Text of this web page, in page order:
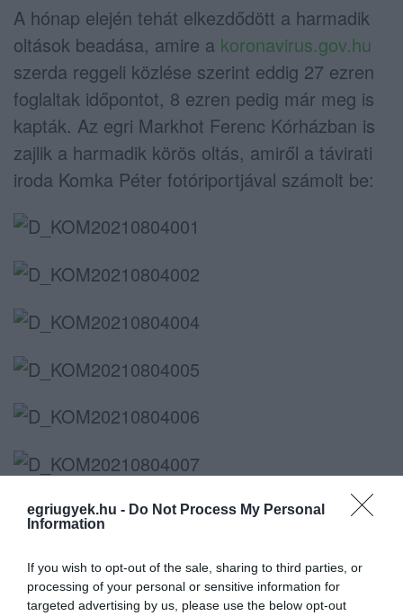
egriugyek.hu - Do Not Process My Personal
Information
If you wish to opt-out of the sale, sharing to third parties, or
processing of your personal or sensitive information for
targeted advertising by us, please use the below opt-out
A hónap elején tehát elkezdődött a harmadik
oltások beadása, amire a koronavirus.gov.hu
szerda reggeli közlése szerint eddig 27 ezren
foglaltak időpontot, 8 ezren pedig már meg is
kapták. Az egri Markhot Ferenc Kórházban is
zajlik a harmadik körös oltás, amiről a távirati
iroda Komka Péter fotóriportjával számolt be:
Ne maradjon le a legfrissebb hírekről, kövessen